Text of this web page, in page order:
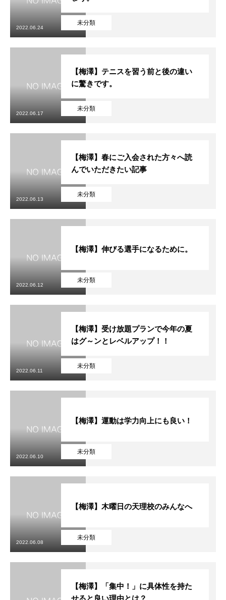
未分類
2022.06.24
未分類
【梅澤】テニスを習う前と後の違い
に驚きです。
2022.06.17
未分類
【梅澤】春にご入会された方々へ読
んでいただきたい記事
2022.06.13
未分類
【梅澤】伸びる選手になるために。
2022.06.12
未分類
【梅澤】受け放題プランで今年の夏
はグ～ンとレベルアップ！！
2022.06.11
未分類
【梅澤】運動は学力向上にも良い！
2022.06.10
未分類
【梅澤】木曜日の天理校のみんなへ
2022.06.08
【梅澤】「集中！」に具体性を持た
せると良い理由とは？